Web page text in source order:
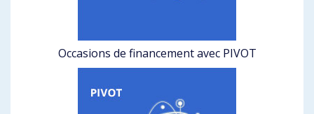
Occasions de financement avec PIVOT